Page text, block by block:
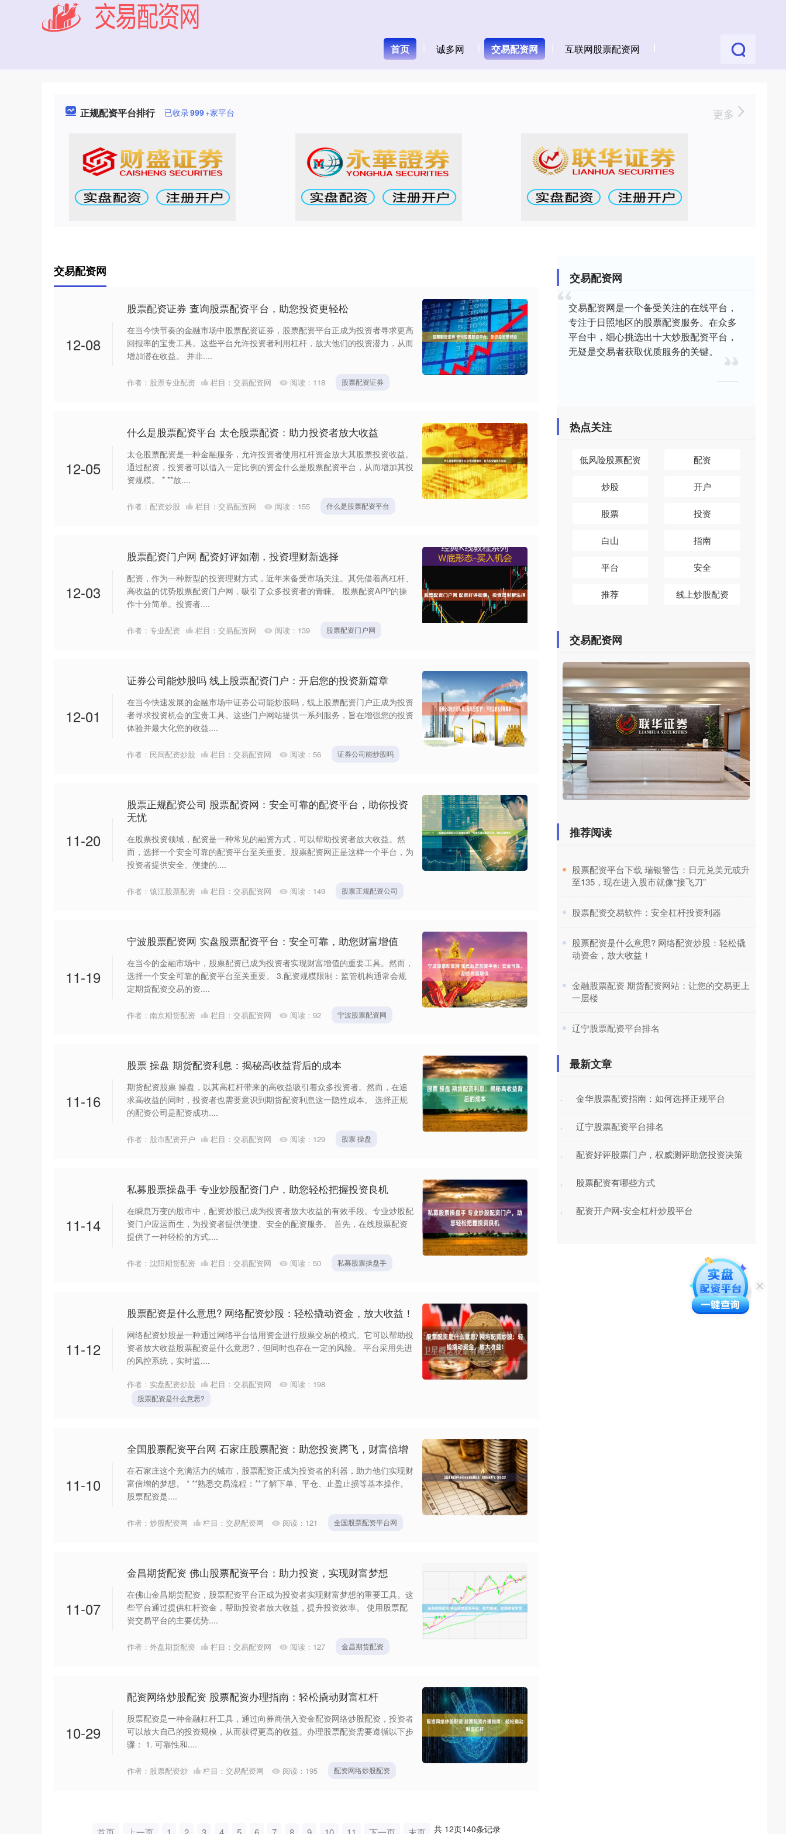
首页 诚多网 交易配资网 互联网股票配资网
正规配资平台排行 已收录999+家平台 更多
交易配资网
12-08
股票配资证券 查询股票配资平台，助您投资更轻松
在当今快节奏的金融市场中股票配资证券，股票配资平台正成为投资者寻求更高
回报率的宝贵工具。这些平台允许投资者利用杠杆，放大他们的投资潜力，从而
增加潜在收益。 并非....
作者：股票专业配资 栏目： 交易配资网 阅读： 118 股票配资证券
12-05
什么是股票配资平台 太仓股票配资：助力投资者放大收益
太仓股票配资是一种金融服务，允许投资者使用杠杆资金放大其股票投资收益。
通过配资，投资者可以借入一定比例的资金什么是股票配资平台，从而增加其投
资规模。 * **放....
作者：配资炒股 栏目： 交易配资网 阅读： 155 什么是股票配资平台
12-03
股票配资门户网 配资好评如潮，投资理财新选择
配资，作为一种新型的投资理财方式，近年来备受市场关注。其凭借着高杠杆、
高收益的优势股票配资门户网，吸引了众多投资者的青睐。 股票配资APP的操
作十分简单。投资者....
作者：专业配资 栏目： 交易配资网 阅读： 139 股票配资门户网
12-01
证券公司能炒股吗 线上股票配资门户：开启您的投资新篇章
在当今快速发展的金融市场中证券公司能炒股吗，线上股票配资门户正成为投资
者寻求投资机会的宝贵工具。这些门户网站提供一系列服务，旨在增强您的投资
体验并最大化您的收益....
作者：民间配资炒股 栏目： 交易配资网 阅读： 56 证券公司能炒股吗
11-20
股票正规配资公司 股票配资网：安全可靠的配资平台，助你投资
无忧
在股票投资领域，配资是一种常见的融资方式，可以帮助投资者放大收益。然
而，选择一个安全可靠的配资平台至关重要。股票配资网正是这样一个平台，为
投资者提供安全、便捷的....
作者：镇江股票配资 栏目： 交易配资网 阅读： 149 股票正规配资公司
11-19
宁波股票配资网 实盘股票配资平台：安全可靠，助您财富增值
在当今的金融市场中，股票配资已成为投资者实现财富增值的重要工具。然而，
选择一个安全可靠的配资平台至关重要。 3.配资规模限制：监管机构通常会规
定期货配资交易的资....
作者：南京期货配资 栏目： 交易配资网 阅读： 92 宁波股票配资网
11-16
股票 操盘 期货配资利息：揭秘高收益背后的成本
期货配资股票 操盘，以其高杠杆带来的高收益吸引着众多投资者。然而，在追
求高收益的同时，投资者也需要意识到期货配资利息这一隐性成本。 选择正规
的配资公司是配资成功....
作者：股市配资开户 栏目： 交易配资网 阅读： 129 股票 操盘
11-14
私募股票操盘手 专业炒股配资门户，助您轻松把握投资良机
在瞬息万变的股市中，配资炒股已成为投资者放大收益的有效手段。专业炒股配
资门户应运而生，为投资者提供便捷、安全的配资服务。 首先，在线股票配资
提供了一种轻松的方式....
作者：沈阳期货配资 栏目： 交易配资网 阅读： 50 私募股票操盘手
11-12
股票配资是什么意思? 网络配资炒股：轻松撬动资金，放大收益！
网络配资炒股是一种通过网络平台借用资金进行股票交易的模式。它可以帮助投
资者放大收益股票配资是什么意思?，但同时也存在一定的风险。 平台采用先进
的风控系统，实时监....
作者：实盘配资炒股 栏目： 交易配资网 阅读： 198
股票配资是什么意思?
11-10
全国股票配资平台网 石家庄股票配资：助您投资腾飞，财富倍增
在石家庄这个充满活力的城市，股票配资正成为投资者的利器，助力他们实现财
富倍增的梦想。 * **熟悉交易流程：**了解下单、平仓、止盈止损等基本操作。
股票配资是....
作者：炒股配资网 栏目： 交易配资网 阅读： 121 全国股票配资平台网
11-07
金昌期货配资 佛山股票配资平台：助力投资，实现财富梦想
在佛山金昌期货配资，股票配资平台正成为投资者实现财富梦想的重要工具。这
些平台通过提供杠杆资金，帮助投资者放大收益，提升投资效率。 使用股票配
资交易平台的主要优势....
作者：外盘期货配资 栏目： 交易配资网 阅读： 127 金昌期货配资
10-29
配资网络炒股配资 股票配资办理指南：轻松撬动财富杠杆
股票配资是一种金融杠杆工具，通过向券商借入资金配资网络炒股配资，投资者
可以放大自己的投资规模，从而获得更高的收益。办理股票配资需要遵循以下步
骤： 1. 可靠性和....
作者：股票配资炒 栏目： 交易配资网 阅读： 195 配资网络炒股配资
共 12页140条记录
交易配资网
交易配资网是一个备受关注的在线平台，
专注于日照地区的股票配资服务。在众多
平台中，细心挑选出十大炒股配资平台，
无疑是交易者获取优质服务的关键。
热点关注
低风险股票配资 配资
炒股 开户
股票 投资
白山 指南
平台 安全
推荐 线上炒股配资
交易配资网
推荐阅读
​股票配资平台下载 瑞银警告：日元兑美元或升
至135，现在进入股市就像“接飞刀”
​股票配资交易软件：安全杠杆投资利器
​股票配资是什么意思? 网络配资炒股：轻松撬
动资金，放大收益！
​金融股票配资 期货配资网站：让您的交易更上
一层楼
​辽宁股票配资平台排名
最新文章
· 金华股票配资指南：如何选择正规平台
· 辽宁股票配资平台排名
· 配资好评股票门户，权威测评助您投资决策
· 股票配资有哪些方式
· 配资开户网-安全杠杆炒股平台